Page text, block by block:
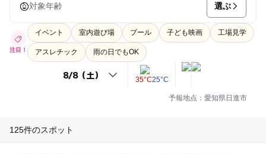
対象年齢 選ぶ
注目！
イベント 室内遊び場 プール 子ども映画 工場見学
アスレチック 雨の日でもOK
35°C25°C
予報地点：愛知県日進市
125件のスポット